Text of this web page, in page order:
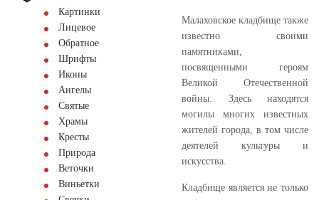
Картинки
Лицевое
Обратное
Шрифты
Иконы
Ангелы
Святые
Храмы
Кресты
Природа
Веточки
Виньетки
Малаховское кладбище также
известно своими
памятниками,
посвященными героям
Великой Отечественной
войны. Здесь находятся
могилы многих известных
жителей города, в том числе
деятелей культуры и
искусства.
Кладбище является не только